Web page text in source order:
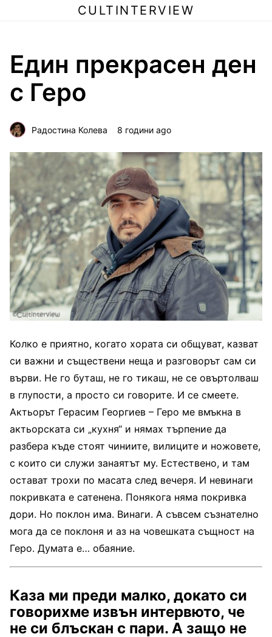
CULTINTERVIEW
Един прекрасен ден
с Геро
Радостина Колева 8 години ago
Колко е приятно, когато хората си общуват, казват
си важни и съществени неща и разговорът сам си
върви. Не го буташ, не го тикаш, не се овъртолваш
в глупости, а просто си говорите. И се смеете.
Актьорът Герасим Георгиев – Геро ме вмъкна в
актьорската си „кухня“ и нямах търпение да
разбера къде стоят чиниите, вилиците и ножовете,
с които си служи занаятът му. Естествено, и там
остават трохи по масата след вечеря. И невинаги
покривката е сатенена. Понякога няма покривка
дори. Но поклон има. Винаги. А съвсем съзнателно
мога да се поклоня и аз на човешката същност на
Геро. Думата е… обаяние.
Каза ми преди малко, докато си
говорихме извън интервюто, че
не си блъскан с пари. А защо не